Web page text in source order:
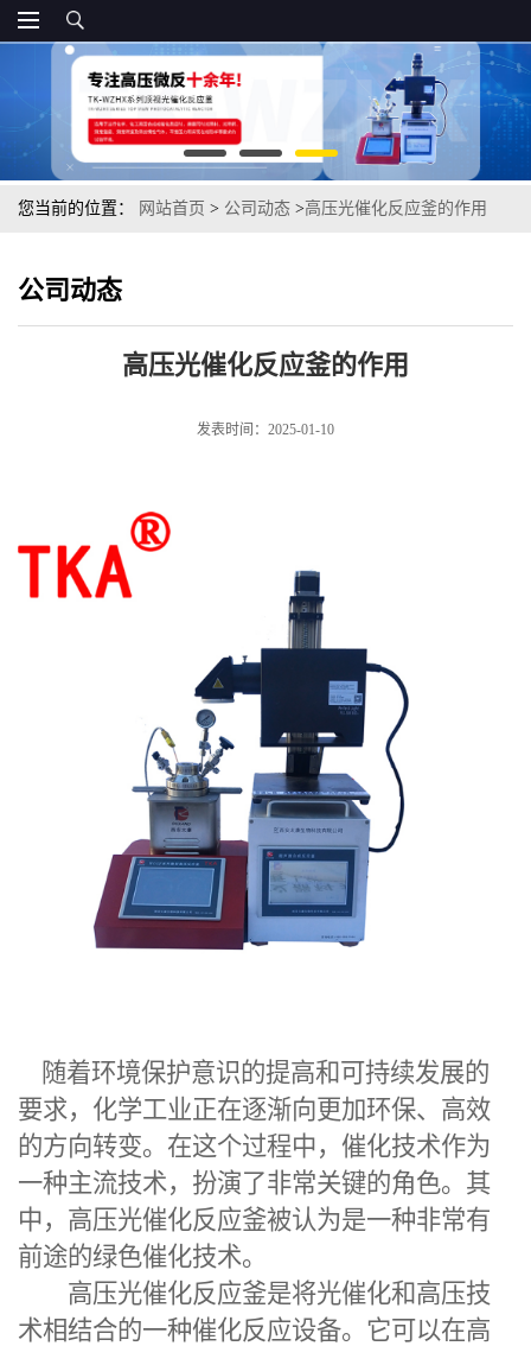
您当前的位置： 网站首页 > 公司动态 >高压光催化反应釜的作用
公司动态
高压光催化反应釜的作用
发表时间：2025-01-10
随着环境保护意识的提高和可持续发展的
要求，化学工业正在逐渐向更加环保、高效
的方向转变。在这个过程中，催化技术作为
一种主流技术，扮演了非常关键的角色。其
中， 高压光催化反应釜被认为是一种非常有
前途的绿色催化技术。
高压光催化反应釜是将光催化和高压技
术相结合的一种催化反应设备。它可以在高